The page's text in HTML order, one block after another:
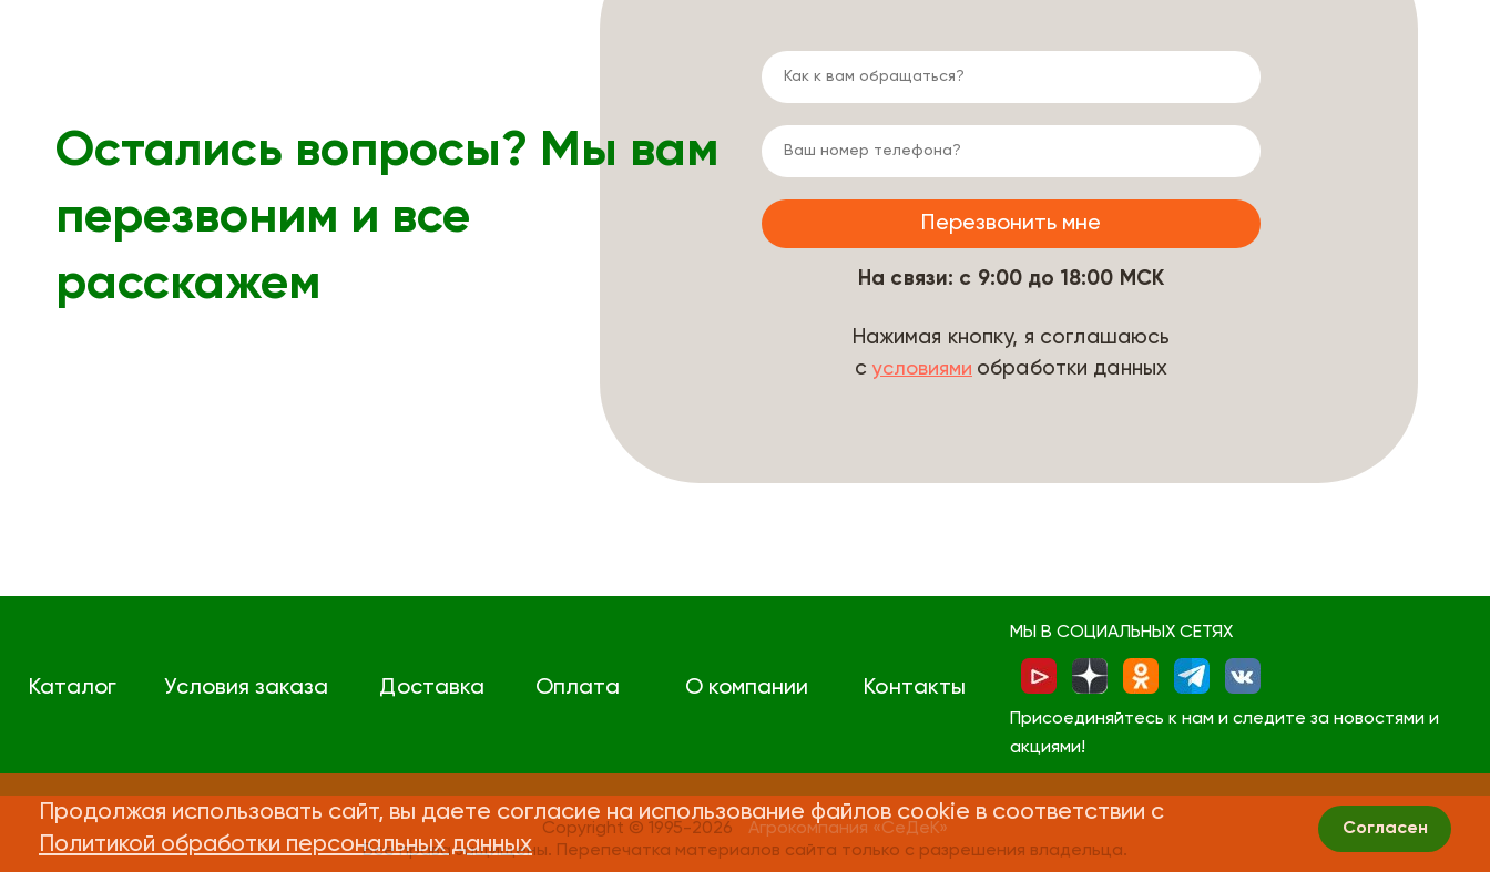
Остались вопросы? Мы вам
перезвоним и все
расскажем
На связи: с 9:00 до 18:00 МСК
Нажимая кнопку, я соглашаюсь
с условиями обработки данных
Каталог Условия заказа Доставка Оплата О компании Контакты
МЫ В СОЦИАЛЬНЫХ СЕТЯХ
Присоединяйтесь к нам и следите за новостями и
акциями!
Copyright © 1995-2026
Агрокомпания «СеДеК»
Все права защищены. Перепечатка материалов сайта только с разрешения владельца.
Продолжая использовать сайт, вы даете согласие на использование файлов cookie в соответствии с
Политикой обработки персональных данных
Согласен